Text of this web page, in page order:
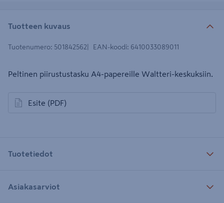
Tuotteen kuvaus
Tuotenumero: 501842562 EAN-koodi: 6410033089011
Peltinen piirustustasku A4-papereille Waltteri-keskuksiin.
Esite (PDF)
avautuu uuteen välilehteen
Tuotetiedot
Asiakasarviot